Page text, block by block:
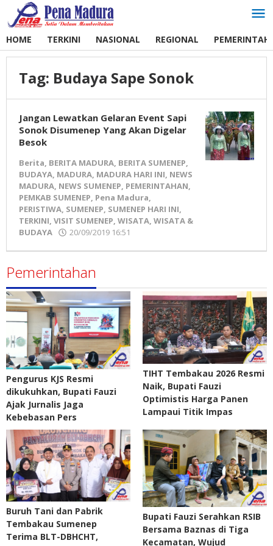
Lewati
ke
HOME TERKINI NASIONAL REGIONAL
Tag: Budaya Sape Sonok
Jangan Lewatkan Gelaran Event Sapi
Sonok Disumenep Yang Akan Digelar
Besok
Berita, BERITA MADURA, BERITA SUMENEP,
BUDAYA, MADURA, MADURA HARI INI, NEWS
MADURA, NEWS SUMENEP, PEMERINTAHAN,
PEMKAB SUMENEP, Pena Madura,
PERISTIWA, SUMENEP, SUMENEP HARI INI,
TERKINI, VISIT SUMENEP, WISATA, WISATA &
BUDAYA
20/09/2019 16:51
Madura
Pemerintahan
Pengurus KJS Resmi
dikukuhkan, Bupati Fauzi
Ajak Jurnalis Jaga
Kebebasan Pers
TIHT Tembakau 2026 Resmi
Naik, Bupati Fauzi
Optimistis Harga Panen
Lampaui Titik Impas
Buruh Tani dan Pabrik
Tembakau Sumenep
Terima BLT-DBHCHT,
Bupati Fauzi Serahkan RSIB
Bersama Baznas di Tiga
Kecamatan, Wujud